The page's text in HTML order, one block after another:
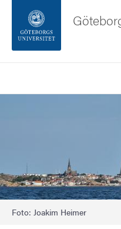
Sidfoten
Bild
Foto: Joakim Heimer